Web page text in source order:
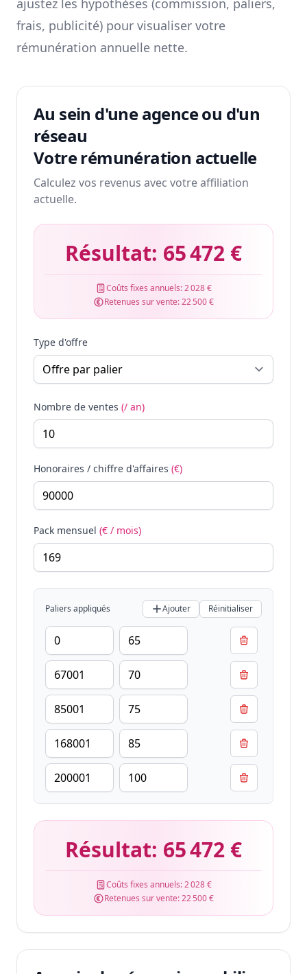
ajustez les hypothèses (commission, paliers,
frais, publicité) pour visualiser votre
rémunération annuelle nette.
Au sein d'une agence ou d'un
réseau
Votre rémunération actuelle
Calculez vos revenus avec votre affiliation
actuelle.
Résultat: 65 472 €
Coûts fixes annuels:2 028 €
Retenues sur vente:22 500 €
Type d'offre
Nombre de ventes (/ an)
Honoraires / chiffre d'affaires (€)
Pack mensuel (€ / mois)
Paliers appliqués Ajouter Réinitialiser
Résultat: 65 472 €
Coûts fixes annuels:2 028 €
Retenues sur vente:22 500 €